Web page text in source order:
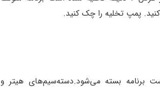
. پمپ تخلیه را چک کنید.
.دسته‌سیم‌های هیتر و